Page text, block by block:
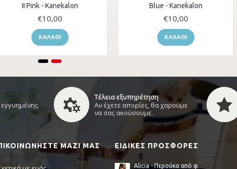
II Pink - Kanekalon
€10,00
ΚΑΛΆΘΙ
Blue - Kanekalon
€10,00
ΚΑΛΆΘΙ
Τέλεια εξυπηρέτηση
Αν έχετε απορίες, θα χαρούμε
να σας ακούσουμε.
ΜΑΖΊ ΜΑΣ ΕΙΔΙΚΈΣ ΠΡΟΣΦΟΡΈΣ
Alicia - Περούκα από φυσική τρίχα